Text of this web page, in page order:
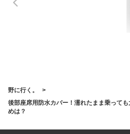
野に行く。
後部座席用防水カバー！濡れたまま乗って
めは？